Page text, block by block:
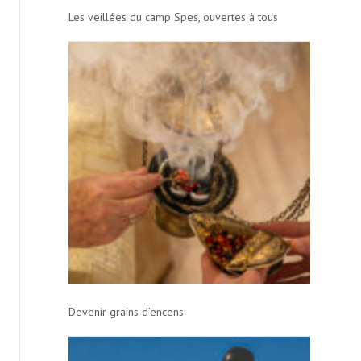
Les veillées du camp Spes, ouvertes à tous
Devenir grains d’encens